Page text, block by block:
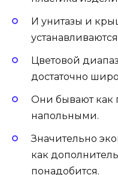
И унитазы и
Цветовой
достаточно
Они бывают как
напольными.
Значительно
как
понадобится.